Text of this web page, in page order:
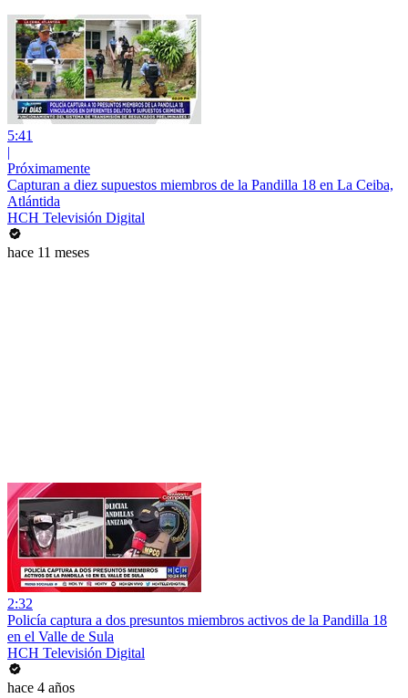
5:41
|
Próximamente
Capturan a diez supuestos miembros de la Pandilla 18 en La Ceiba,
Atlántida
HCH Televisión Digital
hace 11 meses
2:32
Policía captura a dos presuntos miembros activos de la Pandilla 18
en el Valle de Sula
HCH Televisión Digital
hace 4 años